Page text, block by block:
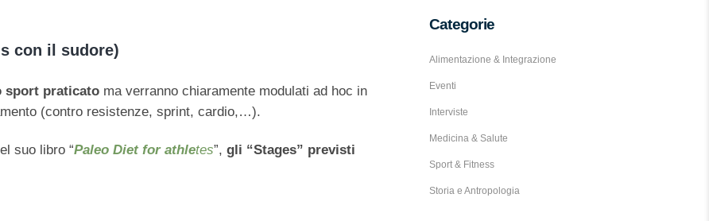
con il sudore)
sport praticato ma verranno chiaramente modulati ad hoc in
(contro resistenze, sprint, cardio,…).
suo libro “Paleo Diet for athletes”, gli “Stages” previsti
Categorie
Alimentazione & Integrazione
Eventi
Interviste
Medicina & Salute
Sport & Fitness
Storia e Antropologia